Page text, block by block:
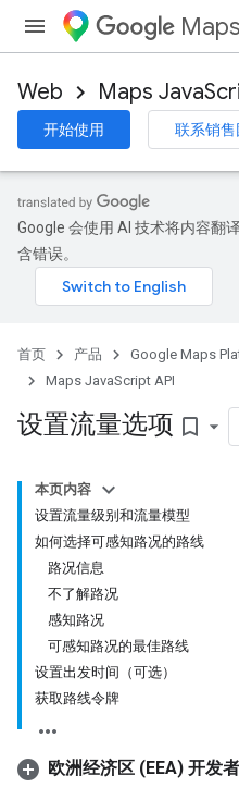
Web Maps
开始使用 联系销售
Google 会使用 AI 技术将内容翻
含错误。
首页 产品 Google Maps
Maps JavaScript API
设置流量选项 bookmark_border
本页内容
设置流量级别和流量模型
如何选择可感知路况的路线
路况信息
不了解路况
感知路况
可感知路况的最佳路线
设置出发时间（可选）
获取路线令牌
欧洲经济区 (EEA) 开发者